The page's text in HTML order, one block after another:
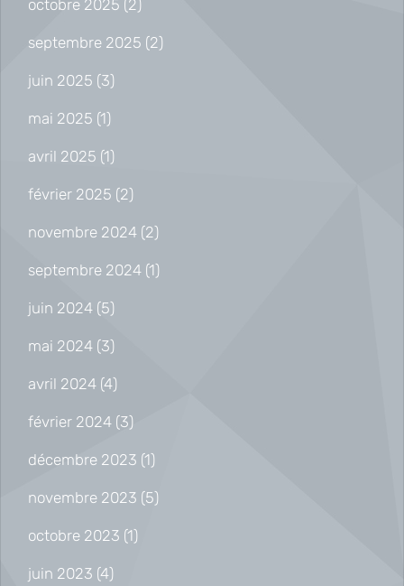
octobre 2025 (2)
septembre 2025 (2)
juin 2025 (3)
mai 2025 (1)
avril 2025 (1)
février 2025 (2)
novembre 2024 (2)
septembre 2024 (1)
juin 2024 (5)
mai 2024 (3)
avril 2024 (4)
février 2024 (3)
décembre 2023 (1)
novembre 2023 (5)
octobre 2023 (1)
juin 2023 (4)